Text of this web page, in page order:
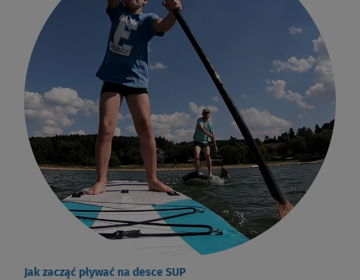
Jak zacząć pływać na desce SUP